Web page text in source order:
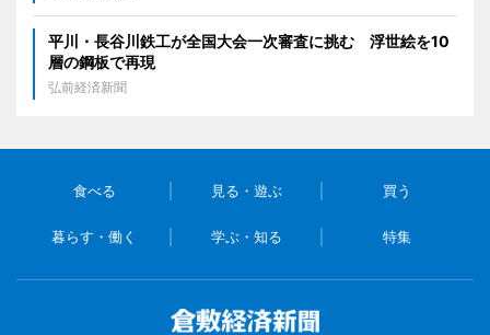
平川・長谷川鉄工が全国大会一次審査に挑む 浮世絵を10
層の鋼板で再現
弘前経済新聞
食べる 見る・遊ぶ 買う
暮らす・働く 学ぶ・知る 特集